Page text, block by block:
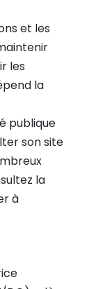
et les
les
la
publique
son site
la
à